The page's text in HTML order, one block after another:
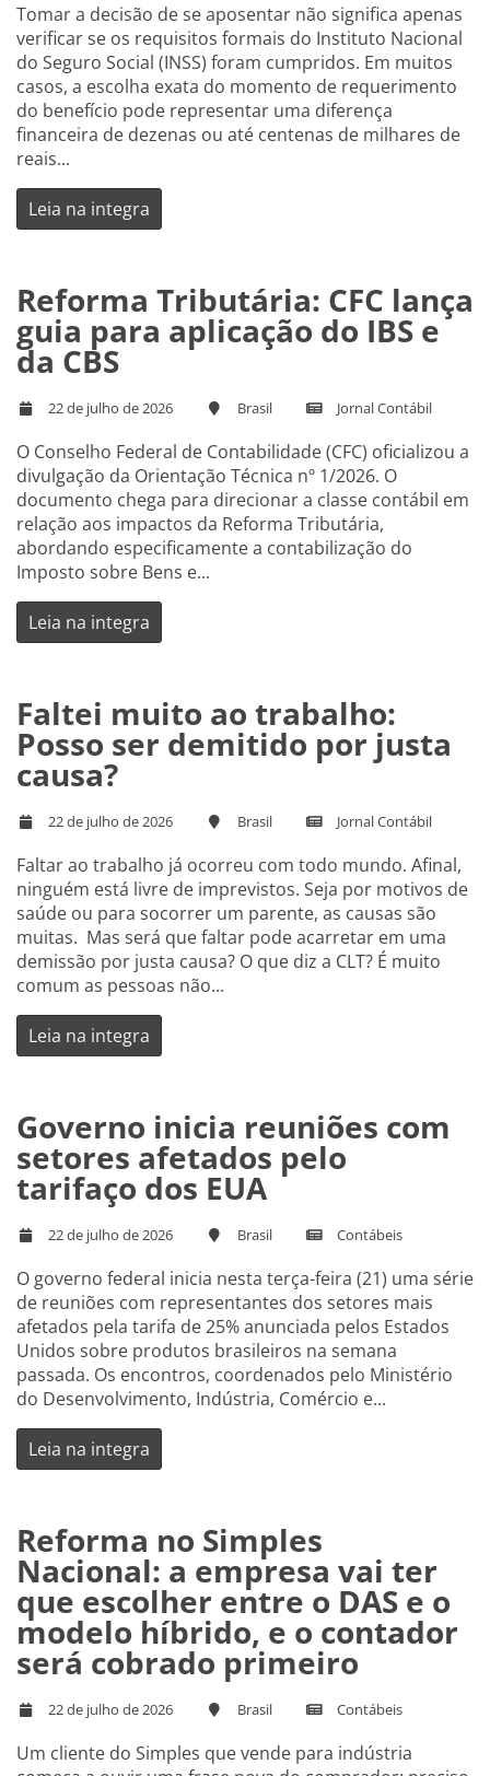
Tomar a decisão de se aposentar não significa apenas
verificar se os requisitos formais do Instituto Nacional
do Seguro Social (INSS) foram cumpridos. Em muitos
casos, a escolha exata do momento de requerimento
do benefício pode representar uma diferença
financeira de dezenas ou até centenas de milhares de
reais...
Leia na integra
Reforma Tributária: CFC lança
guia para aplicação do IBS e
da CBS
22 de julho de 2026 Brasil Jornal Contábil
O Conselho Federal de Contabilidade (CFC) oficializou a
divulgação da Orientação Técnica nº 1/2026. O
documento chega para direcionar a classe contábil em
relação aos impactos da Reforma Tributária,
abordando especificamente a contabilização do
Imposto sobre Bens e...
Leia na integra
Faltei muito ao trabalho:
Posso ser demitido por justa
causa?
22 de julho de 2026 Brasil Jornal Contábil
Faltar ao trabalho já ocorreu com todo mundo. Afinal,
ninguém está livre de imprevistos. Seja por motivos de
saúde ou para socorrer um parente, as causas são
muitas. Mas será que faltar pode acarretar em uma
demissão por justa causa? O que diz a CLT? É muito
comum as pessoas não...
Leia na integra
Governo inicia reuniões com
setores afetados pelo
tarifaço dos EUA
22 de julho de 2026 Brasil Contábeis
O governo federal inicia nesta terça-feira (21) uma série
de reuniões com representantes dos setores mais
afetados pela tarifa de 25% anunciada pelos Estados
Unidos sobre produtos brasileiros na semana
passada. Os encontros, coordenados pelo Ministério
do Desenvolvimento, Indústria, Comércio e...
Leia na integra
Reforma no Simples
Nacional: a empresa vai ter
que escolher entre o DAS e o
modelo híbrido, e o contador
será cobrado primeiro
22 de julho de 2026 Brasil Contábeis
Um cliente do Simples que vende para indústria